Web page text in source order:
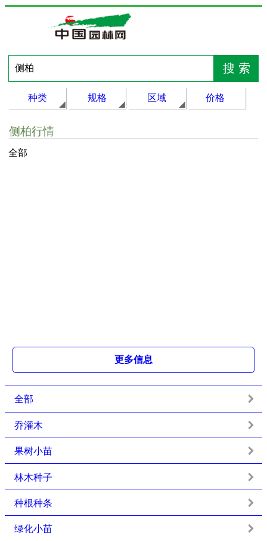
种类 规格 区域 价格
侧柏行情
全部
更多信息
全部
乔灌木
果树小苗
林木种子
种根种条
绿化小苗